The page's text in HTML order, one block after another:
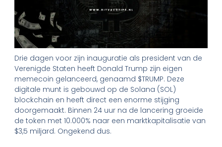
Drie dagen voor zijn inauguratie als president van de
Verenigde Staten heeft Donald Trump zijn eigen
memecoin gelanceerd, genaamd $TRUMP. Deze
digitale munt is gebouwd op de Solana (SOL)
blockchain en heeft direct een enorme stijging
doorgemaakt. Binnen 24 uur na de lancering groeide
de token met 10.000% naar een marktkapitalisatie van
$3,5 miljard. Ongekend dus.